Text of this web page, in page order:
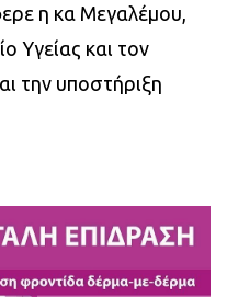
η κα Μεγαλέμου,
Υγείας και τον
την υποστήριξη